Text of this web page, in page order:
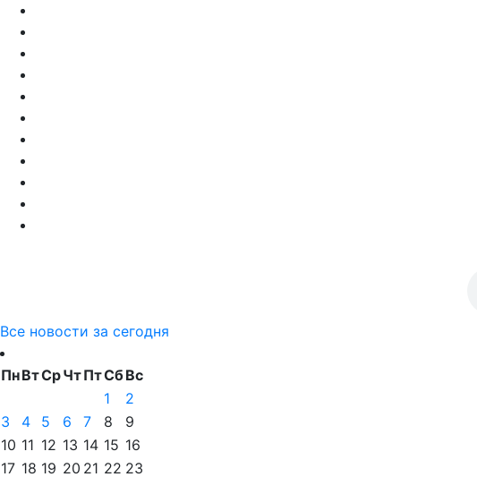
Все новости за сегодня
ПнВтСрЧтПтСбВс
1
2
3
4 5 6 7 8
9
10 11 12 13 14 15 16
17 18 19 20 21 22 23